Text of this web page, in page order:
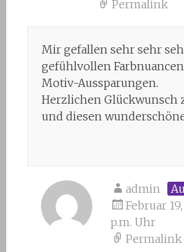
Permalink
Mir gefallen sehr sehr
gefühlvollen
Motiv-Aussparungen.
Herzlichen Glückwunsch
und diesen
admin
Februar
p.m. Uhr
Permalink